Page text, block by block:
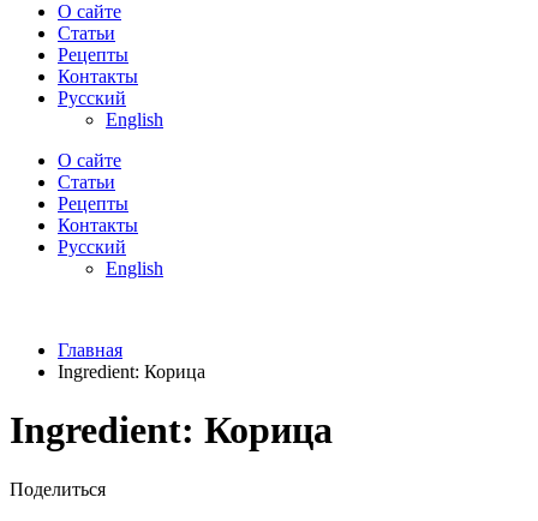
О сайте
Статьи
Рецепты
Контакты
Русский
English
О сайте
Статьи
Рецепты
Контакты
Русский
English
Главная
Ingredient: Корица
Ingredient: Корица
Поделиться